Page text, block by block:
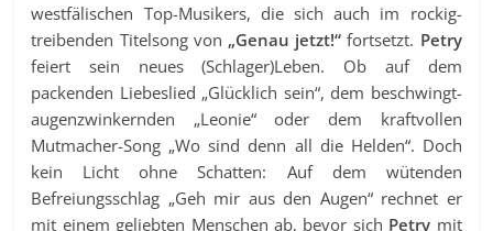
westfälischen Top-Musikers, die sich auch im rockig-
treibenden Titelsong von „Genau jetzt!“fortsetzt. Petry
feiert sein neues (Schlager)Leben. Ob auf dem
packenden Liebeslied „Glücklich sein“, dem beschwingt-
augenzwinkernden „Leonie“ oder dem kraftvollen
Mutmacher-Song „Wo sind denn all die Helden“. Doch
kein Licht ohne Schatten: Auf dem wütenden
Befreiungsschlag „Geh mir aus den Augen“ rechnet er
mit einem geliebten Menschen ab, bevor sich Petry mit